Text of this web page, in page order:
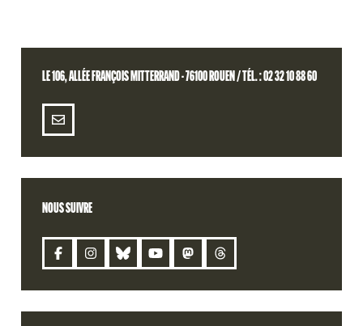
LE 106, ALLÉE FRANÇOIS MITTERRAND - 76100 ROUEN / TÉL. : 02 32 10 88 60
NOUS SUIVRE
CONTACT
S'INSCRIRE À LA NEWSLETTER DU 106